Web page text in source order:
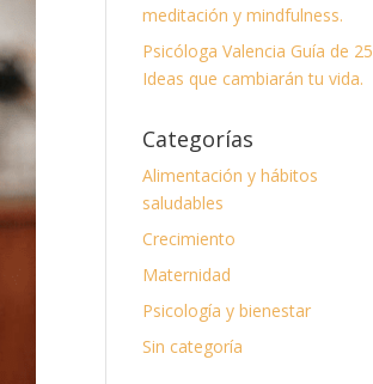
meditación y mindfulness.
Psicóloga Valencia Guía de 25
Ideas que cambiarán tu vida.
Categorías
Alimentación y hábitos
saludables
Crecimiento
Maternidad
Psicología y bienestar
Sin categoría